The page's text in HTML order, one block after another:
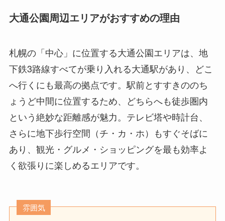
大通公園周辺エリアがおすすめの理由
札幌の「中心」に位置する大通公園エリアは、地
下鉄3路線すべてが乗り入れる大通駅があり、どこ
へ行くにも最高の拠点です。駅前とすすきののち
ょうど中間に位置するため、どちらへも徒歩圏内
という絶妙な距離感が魅力。テレビ塔や時計台、
さらに地下歩行空間（チ・カ・ホ）もすぐそばに
あり、観光・グルメ・ショッピングを最も効率よ
く欲張りに楽しめるエリアです。
雰囲気